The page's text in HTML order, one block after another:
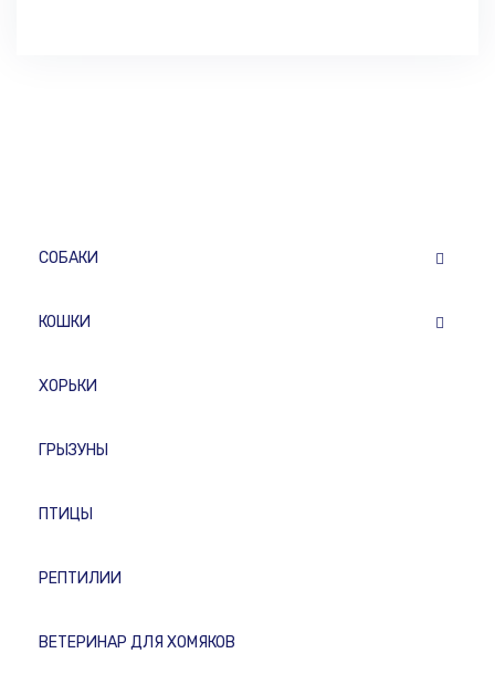
СОБАКИ
КОШКИ
ХОРЬКИ
ГРЫЗУНЫ
ПТИЦЫ
РЕПТИЛИИ
ВЕТЕРИНАР ДЛЯ ХОМЯКОВ